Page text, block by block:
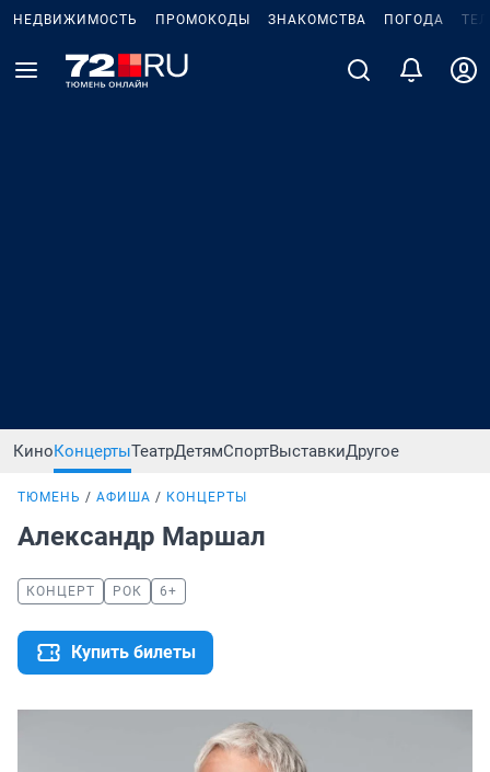
НЕДВИЖИМОСТЬ ПРОМОКОДЫ ЗНАКОМСТВА ПОГОДА
КиноКонцертыТеатрДетямСпортВыставкиДругое
ТЮМЕНЬ АФИША КОНЦЕРТЫ
Александр Маршал
КОНЦЕРТ РОК 6+
Купить билеты